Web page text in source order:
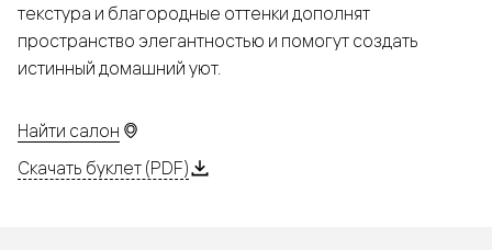
текстура и благородные оттенки дополнят
пространство элегантностью и помогут создать
истинный домашний уют.
Найти салон
Скачать буклет (PDF)